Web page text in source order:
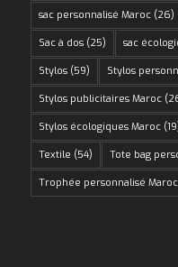
sac personnalisé Maroc(26)
Sac à dos(25) sac
Stylos(59) Stylos
Stylos publicitaires Maroc
Stylos écologiques Maroc
Textile (54) Tote bag
Trophée personnalisé Maroc